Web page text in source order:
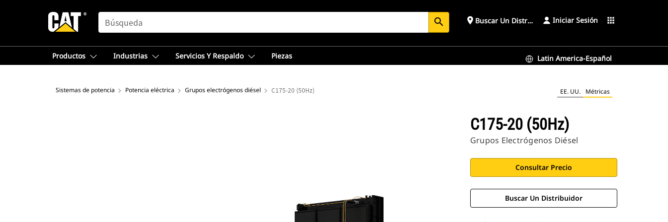
SEARCH search place Buscar Un Distribuidor Iniciar Sesión apps
Productos Industrias Servicios Y Respaldo Piezas Latin America-Español
Sistemas de potencia Potencia eléctrica Grupos electrógenos diésel C175-20 (50Hz) EE. UU. Métricas
C175-20 (50Hz)
Grupos Electrógenos Diésel
Consultar Precio
Buscar Un Distribuidor